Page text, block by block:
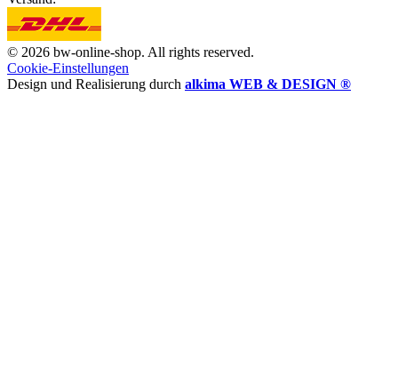
© 2026 bw-online-shop. All rights reserved.
Cookie-Einstellungen
Design und Realisierung durch alkima WEB & DESIGN ®